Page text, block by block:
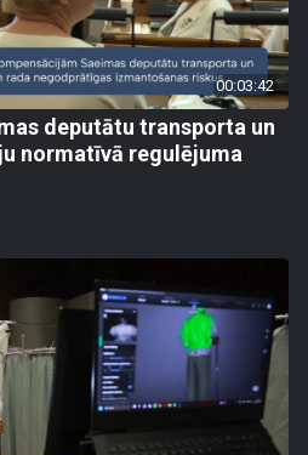
00:03:42
deputātu transporta un
normatīvā regulējuma